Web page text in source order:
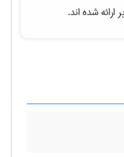
شده اند.